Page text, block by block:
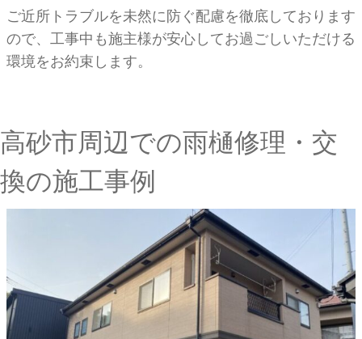
ご近所トラブルを未然に防ぐ配慮を徹底しております
ので、工事中も施主様が安心してお過ごしいただける
環境をお約束します。
高砂市周辺での雨樋修理・交
換の施工事例